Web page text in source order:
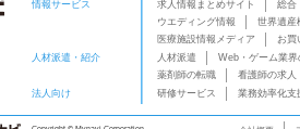
情報サービス
求人情報まとめサイト 総合
ウエディング情報
世界遺産
医療施設情報メディア
お買
人材派遣・紹介
人材派遣 Web・ゲーム業界
薬剤師の転職
看護師の求人
法人向け
研修サービス 業務効率化支